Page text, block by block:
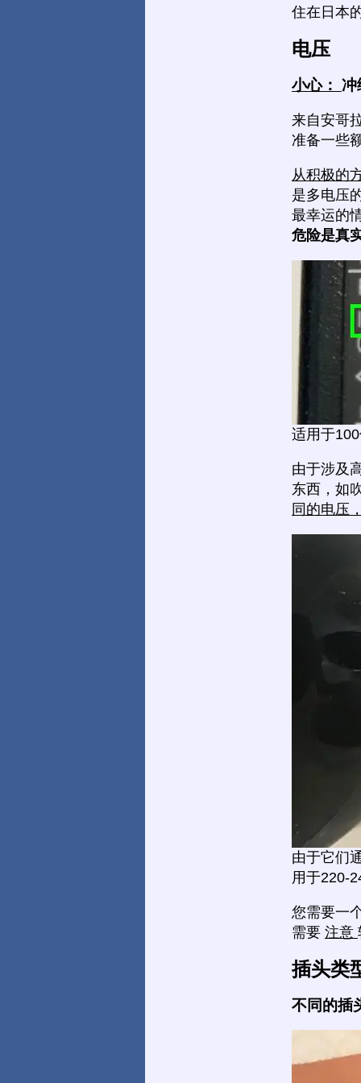
住在日本
电压
小心： 冲
来自安哥
准备一些
从积极的
是多电压
最幸运的
危险是真
适用于
由于涉及
东西，如
同的电压
由于它们
用于220-
您需要一
需要 注意
插头类
不同的插